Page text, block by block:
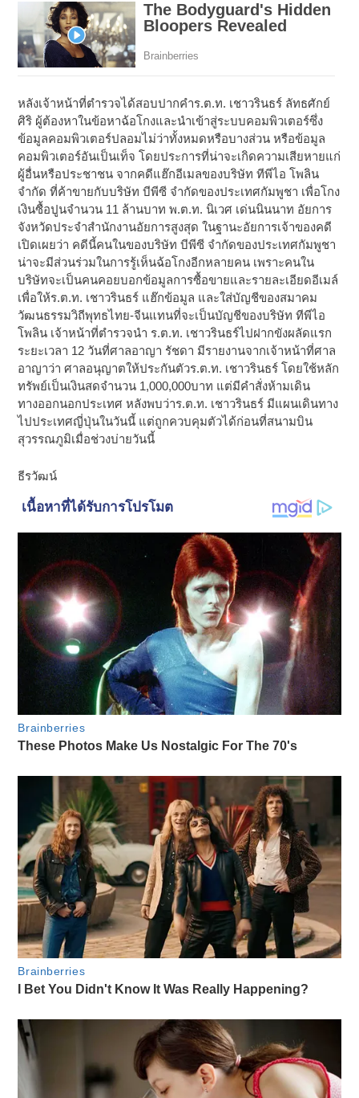
หลังเจ้าหน้าที่ตำรวจได้สอบปากคำร.ต.ท. เชาวรินธร์ ลัทธศักย์
ศิริ ผู้ต้องหาในข้อหาฉ้อโกงและนำเข้าสู่ระบบคอมพิวเตอร์ซึ่ง
ข้อมูลคอมพิวเตอร์ปลอมไม่ว่าทั้งหมดหรือบางส่วน หรือข้อมูล
คอมพิวเตอร์อันเป็นเท็จ โดยประการที่น่าจะเกิดความเสียหายแก่
ผู้อื่นหรือประชาชน จากคดีแฮ๊กอีเมลของบริษัท ทีพีไอ โพลิน
จำกัด ที่ค้าขายกับบริษัท บีพีซี จำกัดของประเทศกัมพูชา เพื่อโกง
เงินซื้อปูนจำนวน 11 ล้านบาท พ.ต.ท. นิเวศ เด่นนินนาท อัยการ
จังหวัดประจำสำนักงานอัยการสูงสุด ในฐานะอัยการเจ้าของคดี
เปิดเผยว่า คดีนี้คนในของบริษัท บีพีซี จำกัดของประเทศกัมพูชา
น่าจะมีส่วนร่วมในการรู้เห็นฉ้อโกงอีกหลายคน เพราะคนใน
บริษัทจะเป็นคนคอยบอกข้อมูลการซื้อขายและรายละเอียดอีเมล์
เพื่อให้ร.ต.ท. เชาวรินธร์ แฮ๊กข้อมูล และใส่บัญชีของสมาคม
วัฒนธรรมวิถีพุทธไทย-จีนแทนที่จะเป็นบัญชีของบริษัท ทีพีไอ
โพลิน เจ้าหน้าที่ตำรวจนำ ร.ต.ท. เชาวรินธร์ไปฝากขังผลัดแรก
ระยะเวลา 12 วันที่ศาลอาญา รัชดา มีรายงานจากเจ้าหน้าที่ศาล
อาญาว่า ศาลอนุญาตให้ประกันตัวร.ต.ท. เชาวรินธร์ โดยใช้หลัก
ทรัพย์เป็นเงินสดจำนวน 1,000,000บาท แต่มีคำสั่งห้ามเดิน
ทางออกนอกประเทศ หลังพบว่าร.ต.ท. เชาวรินธร์ มีแผนเดินทาง
ไปประเทศญี่ปุ่นในวันนี้ แต่ถูกควบคุมตัวได้ก่อนที่สนามบิน
สุวรรณภูมิเมื่อช่วงบ่ายวันนี้
ธีรวัฒน์